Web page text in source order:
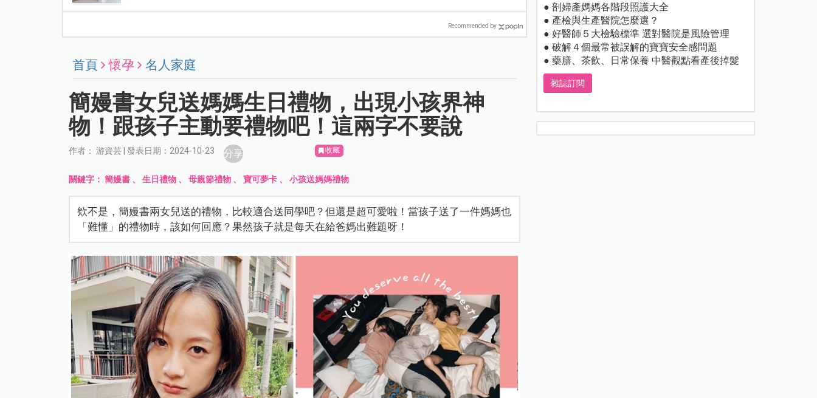
Recommended by
首頁 懷孕 名人家庭
簡嫚書女兒送媽媽生日禮物，出現小孩界神
物！跟孩子主動要禮物吧！這兩字不要說
作者： 游資芸 | 發表日期：2024-10-23 分享 收藏
關鍵字：簡嫚書 、生日禮物 、母親節禮物 、寶可夢卡 、小孩送媽媽禮物
欸不是，簡嫚書兩女兒送的禮物，比較適合送同學吧？但還是超可愛啦！當孩子送了一件媽媽也
「難懂」的禮物時，該如何回應？果然孩子就是每天在給爸媽出難題呀！
● 剖婦產媽媽各階段照護大全
● 產檢與生產醫院怎麼選？
● 好醫師５大檢驗標準 選對醫院是風險管理
● 破解４個最常被誤解的寶寶安全感問題
● 藥膳、茶飲、日常保養 中醫觀點看產後掉髮
雜誌訂閱